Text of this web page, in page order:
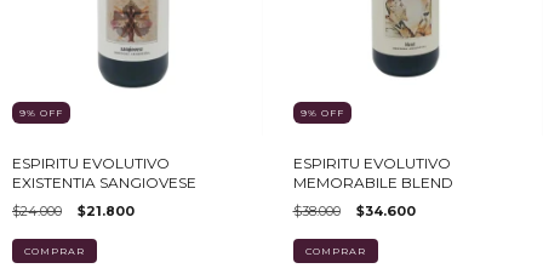
9% OFF
ESPIRITU EVOLUTIVO
EXISTENTIA SANGIOVESE
$24.000 $21.800
9% OFF
ESPIRITU EVOLUTIVO
MEMORABILE BLEND
$38.000 $34.600